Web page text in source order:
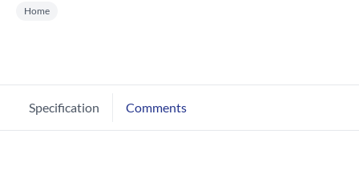
Home
Specification Comments